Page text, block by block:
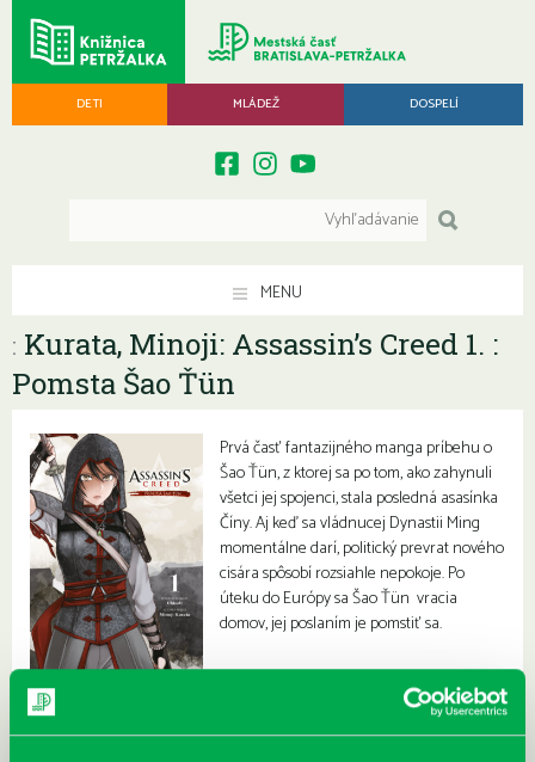
DETI MLÁDEŽ DOSPELÍ
MENU
: Kurata, Minoji: Assassin’s Creed 1. :
Pomsta Šao Ťün
Prvá časť fantazijného manga príbehu o
Šao Ťün, z ktorej sa po tom, ako zahynuli
všetci jej spojenci, stala posledná asasínka
Číny. Aj keď sa vládnucej Dynastii Ming
momentálne darí, politický prevrat nového
cisára spôsobí rozsiahle nepokoje. Po
úteku do Európy sa Šao Ťün vracia
domov, jej poslaním je pomstiť sa.